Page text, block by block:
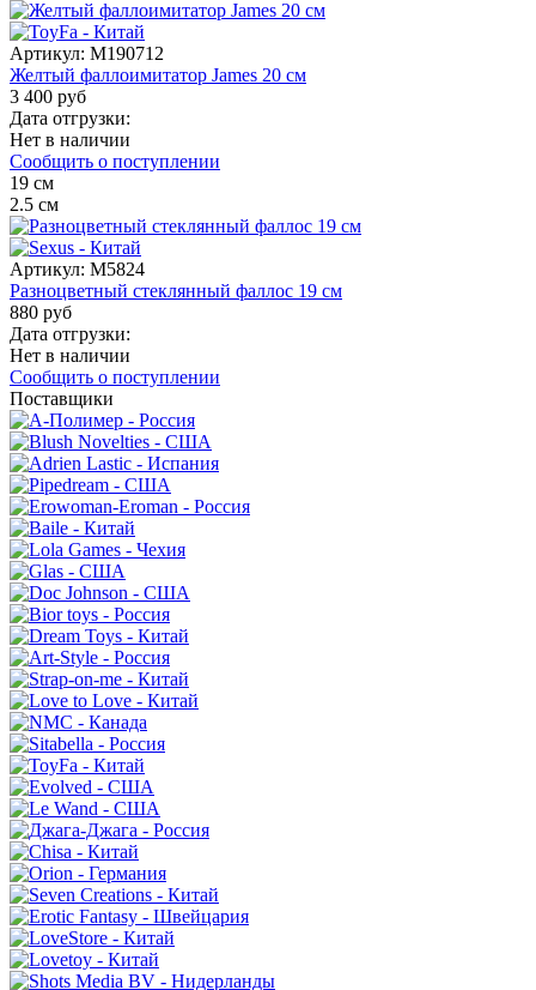
Артикул: M190712
Желтый фаллоимитатор James 20 см
3 400 руб
Дата отгрузки:
Нет в наличии
Сообщить о поступлении
19 см
2.5 см
Артикул: M5824
Разноцветный стеклянный фаллос 19 см
880 руб
Дата отгрузки:
Нет в наличии
Сообщить о поступлении
Поставщики